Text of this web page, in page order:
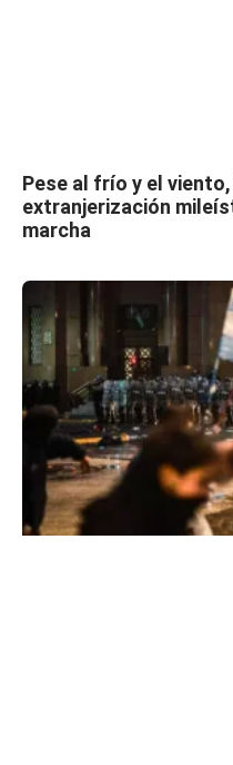
Pese al frío y el
extranjerización
marcha